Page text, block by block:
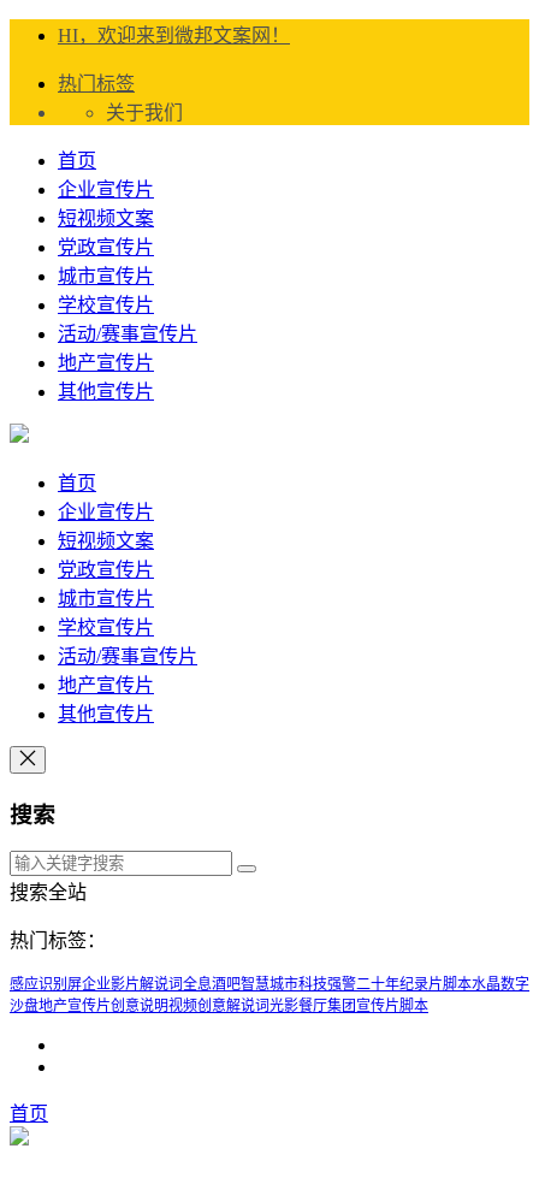
HI，欢迎来到微邦文案网！
热门标签
关于我们
首页
企业宣传片
短视频文案
党政宣传片
城市宣传片
学校宣传片
活动/赛事宣传片
地产宣传片
其他宣传片
首页
企业宣传片
短视频文案
党政宣传片
城市宣传片
学校宣传片
活动/赛事宣传片
地产宣传片
其他宣传片
搜索
搜索全站
热门标签：
感应识别屏企业影片解说词全息酒吧智慧城市科技强警二十年纪录片脚本水晶数字
沙盘地产宣传片创意说明视频创意解说词光影餐厅集团宣传片脚本
首页